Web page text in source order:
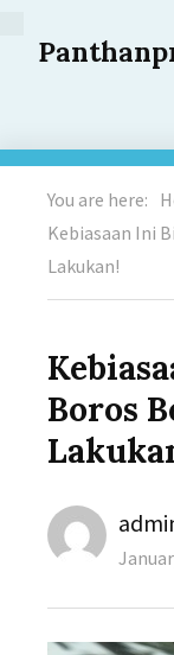
You are here:
Kebiasaan Ini
Lakukan!
Boros
Posted